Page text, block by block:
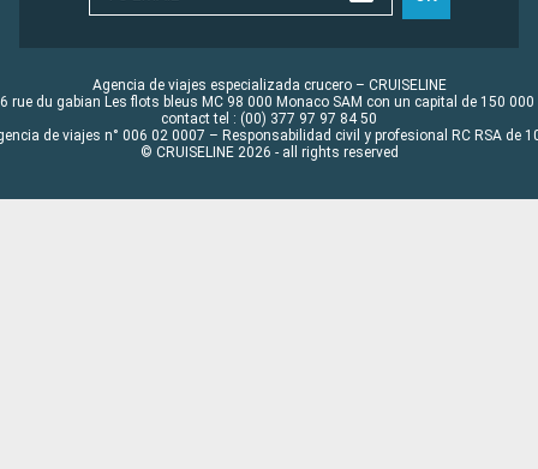
Agencia de viajes especializada crucero – CRUISELINE
rue du gabian Les flots bleus MC 98 000 Monaco SAM con un capital de 150 000
contact tel : (00) 377 97 97 84 50
de viajes n° 006 02 0007 – Responsabilidad civil y profesional RC RSA de
© CRUISELINE 2026 - all rights reserved